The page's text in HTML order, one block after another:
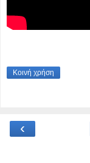
Κοινή χρήση
‹